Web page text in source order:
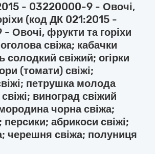
- 03220000-9 - Овочі,
(код ДК 021:2015 -
Овочі, фрукти та горіхи
свіжа; кабачки
солодкий свіжий; огірки
(томати) свіжі;
петрушка молода
виноград свіжий
чорна свіжа;
персики; абрикоси свіжі;
черешня свіжа; полуниця